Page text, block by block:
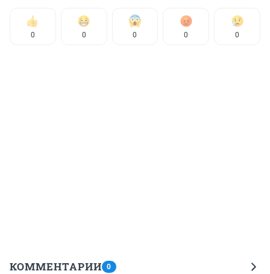
0 0 0 0 0
КОММЕНТАРИИ 0